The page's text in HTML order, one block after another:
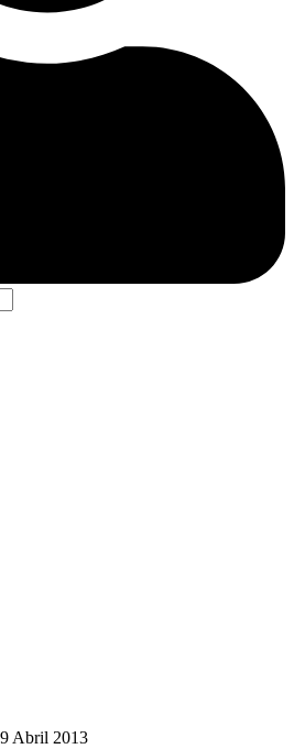
Abril 2013